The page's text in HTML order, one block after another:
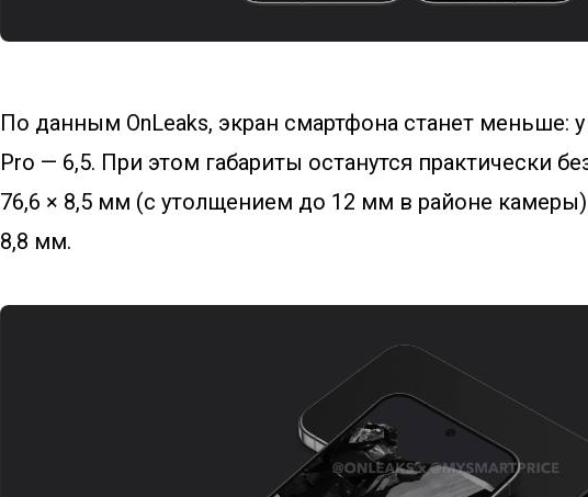
По данным OnLeaks, экран смартфона станет меньше:
Pro — 6,5. При этом габариты останутся практически
76,6 × 8,5 мм (с утолщением до 12 мм в районе камеры)
8,8 мм.